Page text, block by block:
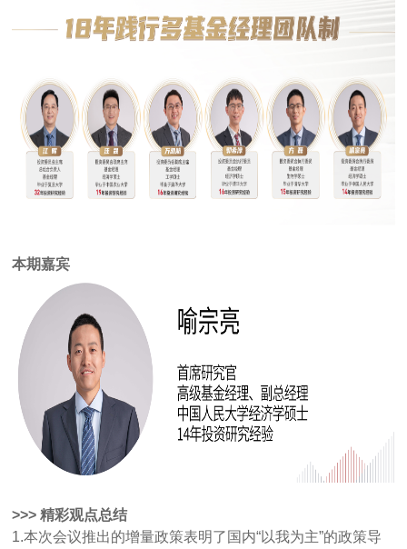
本期嘉宾
>>> 精彩观点总结
1.本次会议推出的增量政策表明了国内“以我为主”的政策导